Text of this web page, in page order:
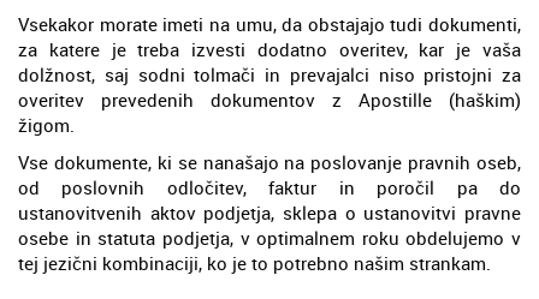
Vsekakor morate imeti na umu, da obstajajo tudi dokumenti,
za katere je treba izvesti dodatno overitev, kar je vaša
dolžnost, saj sodni tolmači in prevajalci niso pristojni za
overitev prevedenih dokumentov z Apostille (haškim)
žigom.
Vse dokumente, ki se nanašajo na poslovanje pravnih oseb,
od poslovnih odločitev, faktur in poročil pa do
ustanovitvenih aktov podjetja, sklepa o ustanovitvi pravne
osebe in statuta podjetja, v optimalnem roku obdelujemo v
tej jezični kombinaciji, ko je to potrebno našim strankam.